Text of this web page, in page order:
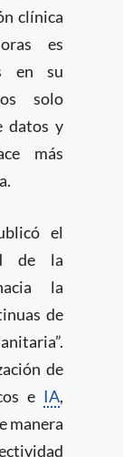
clínica
es
en su
solo
datos y
más
el
de la
la
de
de
e IA,
manera